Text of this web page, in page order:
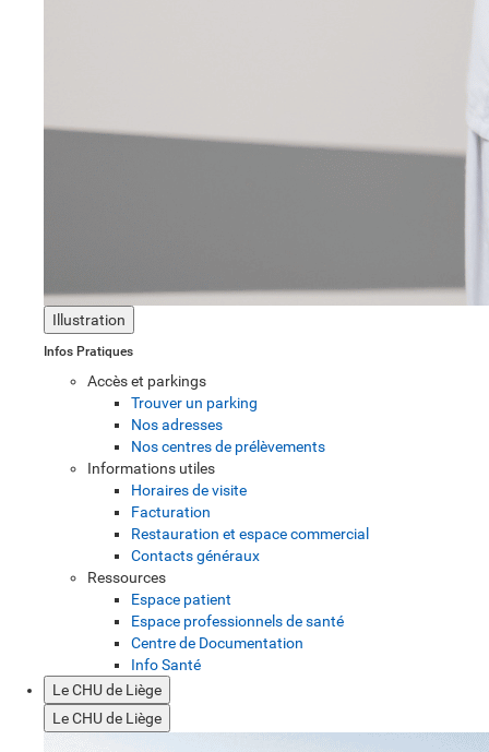
Illustration
Infos Pratiques
Accès et parkings
Trouver un parking
Nos adresses
Nos centres de prélèvements
Informations utiles
Horaires de visite
Facturation
Restauration et espace commercial
Contacts généraux
Ressources
Espace patient
Espace professionnels de santé
Centre de Documentation
Info Santé
Le CHU de Liège
Le CHU de Liège